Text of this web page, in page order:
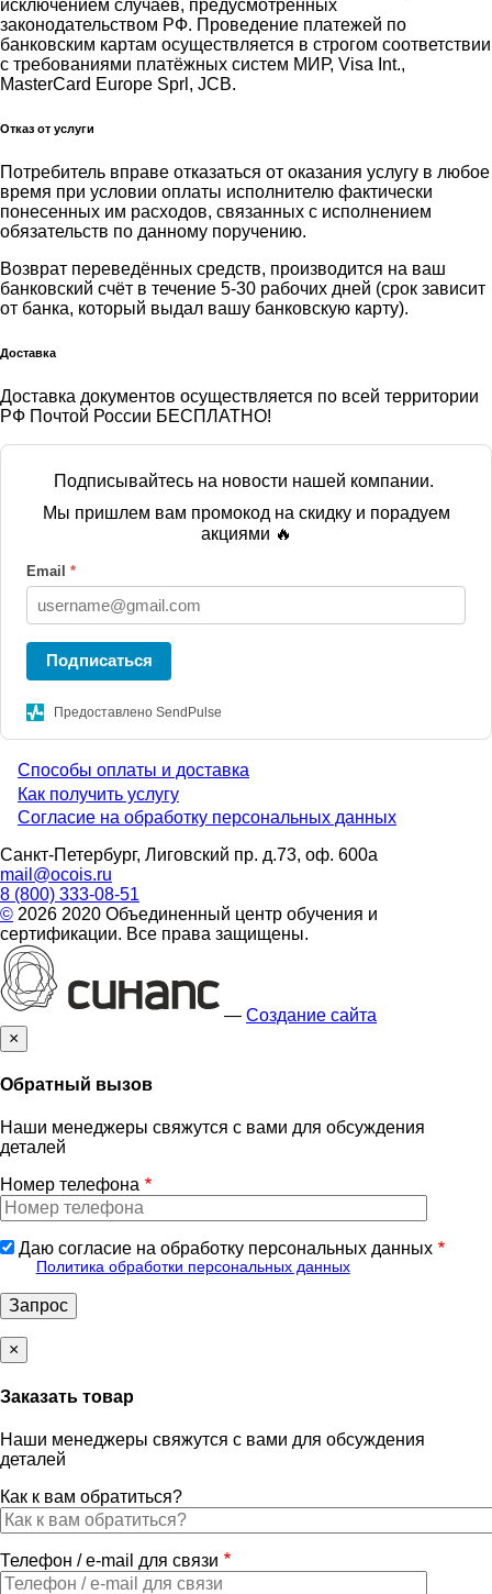
исключением случаев, предусмотренных
законодательством РФ. Проведение платежей по
банковским картам осуществляется в строгом соответствии
с требованиями платёжных систем МИР, Visa Int.,
MasterCard Europe Sprl, JCB.
Отказ от услуги
Потребитель вправе отказаться от оказания услугу в любое
время при условии оплаты исполнителю фактически
понесенных им расходов, связанных с исполнением
обязательств по данному поручению.
Возврат переведённых средств, производится на ваш
банковский счёт в течение 5-30 рабочих дней (срок зависит
от банка, который выдал вашу банковскую карту).
Доставка
Доставка документов осуществляется по всей территории
РФ Почтой России БЕСПЛАТНО!
Подписывайтесь на новости нашей компании.
Мы пришлем вам промокод на скидку и порадуем
акциями 🔥
Email *
Подписаться
Предоставлено SendPulse
Menu
footer
Способы оплаты и доставка
Как получить услугу
Согласие на обработку персональных данных
Санкт-Петербург, Лиговский пр. д.73, оф. 600а
mail@ocois.ru
8 (800) 333-08-51
© 2026 2020 Объединенный центр обучения и
сертификации. Все права защищены.
— Создание сайта
×
Обратный вызов
Наши менеджеры свяжутся с вами для обсуждения
деталей
Номер телефона
Даю согласие на обработку персональных данных
Политика обработки персональных данных
×
Заказать товар
Наши менеджеры свяжутся с вами для обсуждения
деталей
Как к вам обратиться?
Телефон / e-mail для связи